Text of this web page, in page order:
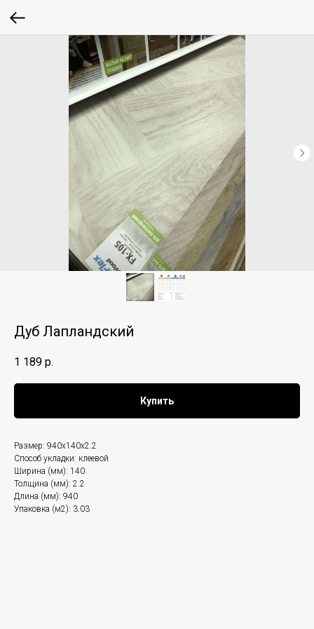
Дуб Лапландский
1 189 р.
Купить
Размер: 940x140x2.2
Способ укладки: клеевой
Ширина (мм): 140
Толщина (мм): 2.2
Длина (мм): 940
Упаковка (м2): 3.03